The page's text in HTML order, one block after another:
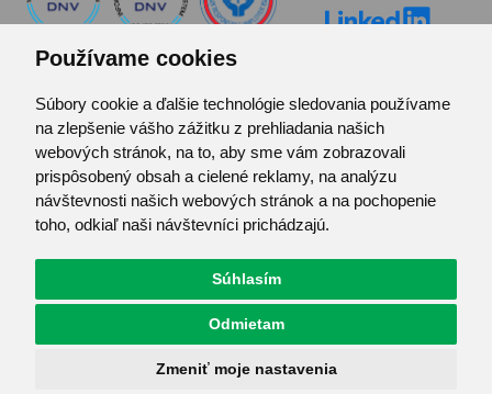
Používame cookies
Súbory cookie a ďalšie technológie sledovania používame
na zlepšenie vášho zážitku z prehliadania našich
webových stránok, na to, aby sme vám zobrazovali
prispôsobený obsah a cielené reklamy, na analýzu
návštevnosti našich webových stránok a na pochopenie
toho, odkiaľ naši návštevníci prichádzajú.
Súhlasím
Odmietam
Zmeniť moje nastavenia
Kontakt
Pozvánka do infocentra
Zoznam použitých skratiek
Mapa stránok
RSS
Centrum predvolieb cookies